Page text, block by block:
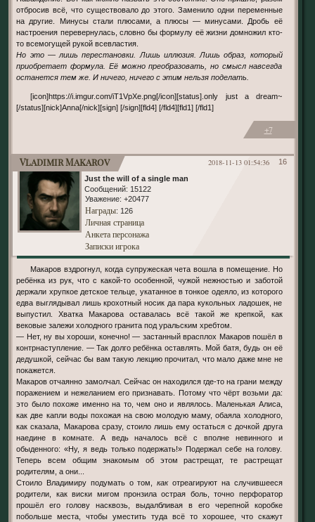
отбросив всё, что существовало до этого. Заменило одни переменные
на другие. Минусы стали плюсами, а плюсы — минусами. Дробь её
настроения перевернулась, словно бы формулу её жизни домножил кто-
то всемогущей рукой всевластия.
Но это — лишь перестановки. Лишь иллюзия. Лишь образ, который
приобретает формула. Её можно преобразовать, но смысл навсегда
останется тем же. И ничего, ничего с этим нельзя поделать.
[icon]https://i.imgur.com/iT1VpXe.png[/icon][status].only just a dream~
[/status][nick]Anna[/nick][sign] [/sign][fld4] [/fld4][fld1] [/fld1]
+7
16
2018-11-13 01:54:36
Vladimir Makarov
Just the will of a single man
Сообщений: 15122
Уважение: +20477
Награды: 126
Личная страница
Анкета персонажа
Записки игрока
Макаров вздрогнул, когда супружеская чета вошла в помещение. Но
ребёнка из рук, что с какой-то особенной, чужой нежностью и заботой
держали хрупкое детское тельце, укатанное в тонкое одеяло, из которого
едва выглядывал лишь крохотный носик да пара кукольных ладошек, не
выпустил. Хватка Макарова оставалась всё такой же крепкой, как
вековые залежи холодного гранита под уральским хребтом.
— Нет, ну вы хороши, конечно! — застанный врасплох Макаров пошёл в
контрнаступление. — Так долго ребёнка оставлять. Мой батя, будь он её
дедушкой, сейчас бы вам такую лекцию прочитал, что мало даже мне не
покажется.
Макаров отчаянно замолчал. Сейчас он находился где-то на грани между
поражением и нежеланием его признавать. Потому что чёрт возьми да:
это было похоже именно на то, чем оно и являлось. Маленькая Алиса,
как две капли воды похожая на свою молодую маму, обаяла холодного,
как сказала, Макарова сразу, стоило лишь ему остаться с дочкой друга
наедине в комнате. А ведь началось всё с вполне невинного и
обыденного: «Ну, я ведь только подержать!» Подержал себе на голову.
Теперь всем общим знакомым об этом растрещат, те растрещат
родителям, а они...
Стоило Владимиру подумать о том,какотреагируют на случившееся
родители, как виски мигом пронзила острая боль, точно перфоратор
прошёл его голову насквозь, выдалбливая в его черепной коробке
побольше места, чтобы уместить туда всё то хорошее, что скажут